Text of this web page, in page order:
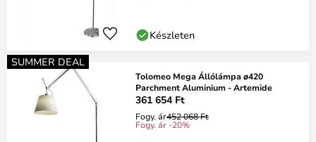
Készleten
SUMMER DEAL
Tolomeo Mega Állólámpa ø420
Parchment Aluminium - Artemide
361 654 Ft
Fogy. ár452 068 Ft
Fogy. ár -20%